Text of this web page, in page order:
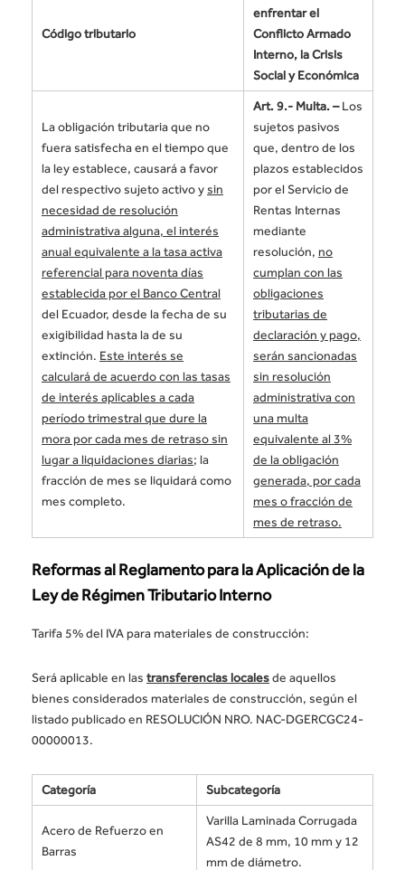
Código tributario
enfrentar el
Conflicto Armado
Interno, la Crisis
Social y Económica
La obligación tributaria que no
fuera satisfecha en el tiempo que
la ley establece, causará a favor
del respectivo sujeto activo ysin
necesidad de resolución
administrativa alguna, el interés
anual equivalente a la tasa activa
referencial para noventa días
establecida por el Banco Central
del Ecuador, desde la fecha de su
exigibilidad hasta la de su
extinción. Este interés se
calculará de acuerdo con las tasas
de interés aplicables a cada
período trimestral que dure la
mora por cada mes de retraso sin
lugar a liquidaciones diarias; la
fracción de mes se liquidará como
mes completo.
Art. 9.- Multa. –Los
sujetos pasivos
que, dentro de los
plazos establecidos
por el Servicio de
Rentas Internas
mediante
resolución, no
cumplan con las
obligaciones
tributarias de
declaración y pago,
serán sancionadas
sin resolución
administrativa con
una multa
equivalente al 3%
de la obligación
generada, por cada
mes o fracción de
mes de retraso.
Reformas al Reglamento para la Aplicación de la
Ley de Régimen Tributario Interno
Tarifa 5% del IVA para materiales de construcción:
Será aplicable en las transferencias localesde aquellos
bienes considerados materiales de construcción, según el
listado publicado en RESOLUCIÓN NRO. NAC-DGERCGC24-
00000013.
Categoría Subcategoría
Acero de Refuerzo en
Barras
Varilla Laminada Corrugada
AS42 de 8 mm, 10 mm y 12
mm de diámetro.